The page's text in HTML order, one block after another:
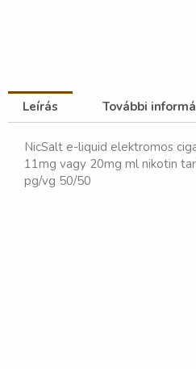
Leírás További
NicSalt e-liquid elektromos
11mg vagy 20mg ml nikotin
pg/vg 50/50